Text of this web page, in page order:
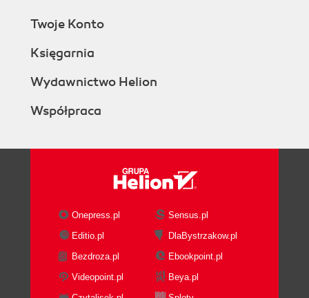
Twoje Konto
Księgarnia
Wydawnictwo Helion
Współpraca
Onepress.pl
Sensus.pl
Editio.pl
DlaBystrzakow.pl
Bezdroza.pl
Ebookpoint.pl
Videopoint.pl
Beya.pl